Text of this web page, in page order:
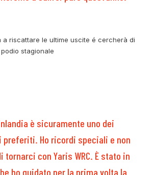
a riscattare le ultime uscite é cercherà di
stagionale
è sicuramente uno dei
preferiti. Ho ricordi speciali e non
tornarci con Yaris WRC. È stato in
ho guidato per la prima volta la